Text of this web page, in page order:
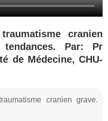
cranien
Par: Pr
de Médecine, CHU-
cranien grave.